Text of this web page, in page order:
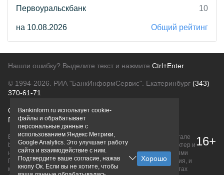
Первоуральскбанк
10
на 10.08.2026 Общий рейтинг
Нашли ошибку? Выделите текст и нажмите Ctrl+Enter
© 1994-2026. РИА "БанкИнформСервис". Екатеринбург (343)
370-61-71
О проектеПолитика конфиденциальности
Правовая информацияДля рекламодателей
Вся информация о продуктах банков, размещенная на портале
bankinform.ru, носит исключительно ознакомительный характер и
не является публичной офертой, определяемой положениями
ГК РФ. Информация не содержит точного и полного описания, и
может быть изменена. Конечные условия уточняйте на сайтах
16+
Bankinform.ru использует cookie-
файлы и обрабатывает
персональные данные с
использованием Яндекс Метрики,
Google Analytics. Это улучшает работу
сайта и взаимодействие с ним.
Подтвердите ваше согласие, нажав
кнопу Ок. Если вы не хотите, чтобы